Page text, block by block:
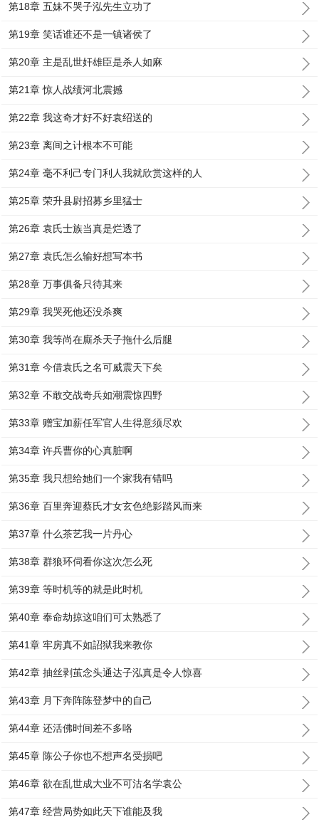
第18章 五妹不哭子泓先生立功了
第19章 笑话谁还不是一镇诸侯了
第20章 主是乱世奸雄臣是杀人如麻
第21章 惊人战绩河北震撼
第22章 我这奇才好不好袁绍送的
第23章 离间之计根本不可能
第24章 毫不利己专门利人我就欣赏这样的人
第25章 荣升县尉招募乡里猛士
第26章 袁氏士族当真是烂透了
第27章 袁氏怎么输好想写本书
第28章 万事俱备只待其来
第29章 我哭死他还没杀爽
第30章 我等尚在廝杀天子拖什么后腿
第31章 今借袁氏之名可威震天下矣
第32章 不敢交战奇兵如潮震惊四野
第33章 赠宝加薪任军官人生得意须尽欢
第34章 许兵曹你的心真脏啊
第35章 我只想给她们一个家我有错吗
第36章 百里奔迎蔡氏才女玄色绝影踏风而来
第37章 什么茶艺我一片丹心
第38章 群狼环伺看你这次怎么死
第39章 等时机等的就是此时机
第40章 奉命劫掠这咱们可太熟悉了
第41章 牢房真不如詔狱我来教你
第42章 抽丝剥茧念头通达子泓真是令人惊喜
第43章 月下奔阵陈登梦中的自己
第44章 还活佛时间差不多咯
第45章 陈公子你也不想声名受损吧
第46章 欲在乱世成大业不可沽名学袁公
第47章 经营局势如此天下谁能及我